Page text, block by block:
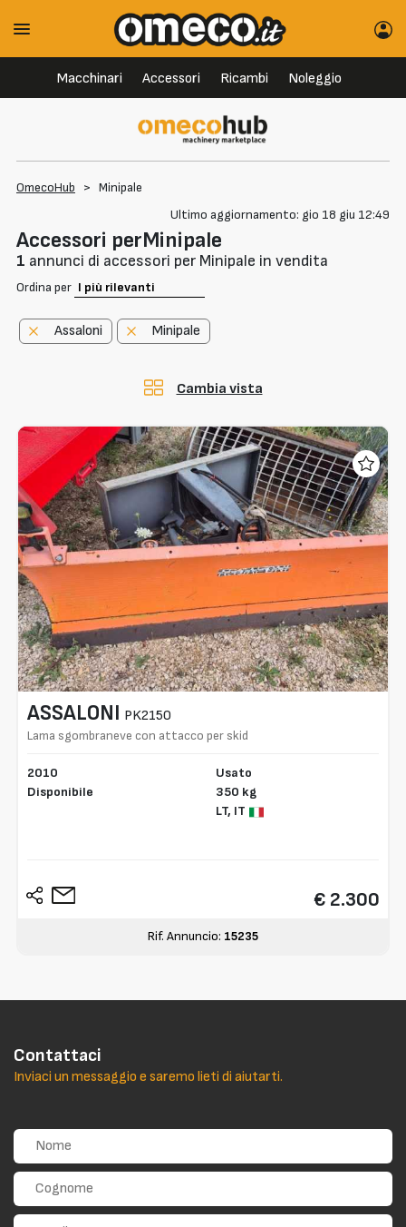
Macchinari Accessori Ricambi Noleggio
OmecoHub > Minipale
Ultimo aggiornamento: gio 18 giu 12:49
Accessori perMinipale
1 annunci di accessori per Minipale in vendita
Ordina per
Assaloni Minipale
Cambia vista
ASSALONI PK2150
Lama sgombraneve con attacco per skid
2010
Disponibile
Usato
350 kg
LT, IT
€ 2.300
Rif. Annuncio: 15235
Contattaci
Inviaci un messaggio e saremo lieti di aiutarti.